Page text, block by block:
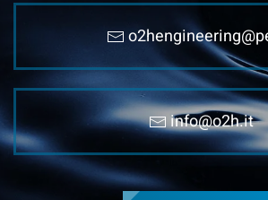
info@o2h.it